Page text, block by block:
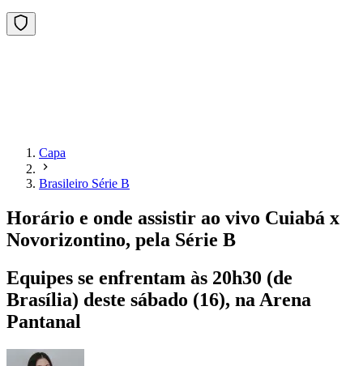
Capa
Brasileiro Série B
Horário e onde assistir ao vivo Cuiabá x
Novorizontino, pela Série B
Equipes se enfrentam às 20h30 (de
Brasília) deste sábado (16), na Arena
Pantanal